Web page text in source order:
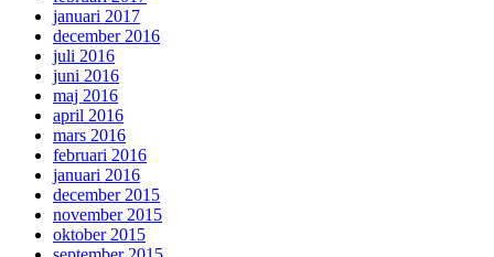
januari 2017
december 2016
juli 2016
juni 2016
maj 2016
april 2016
mars 2016
februari 2016
januari 2016
december 2015
november 2015
oktober 2015